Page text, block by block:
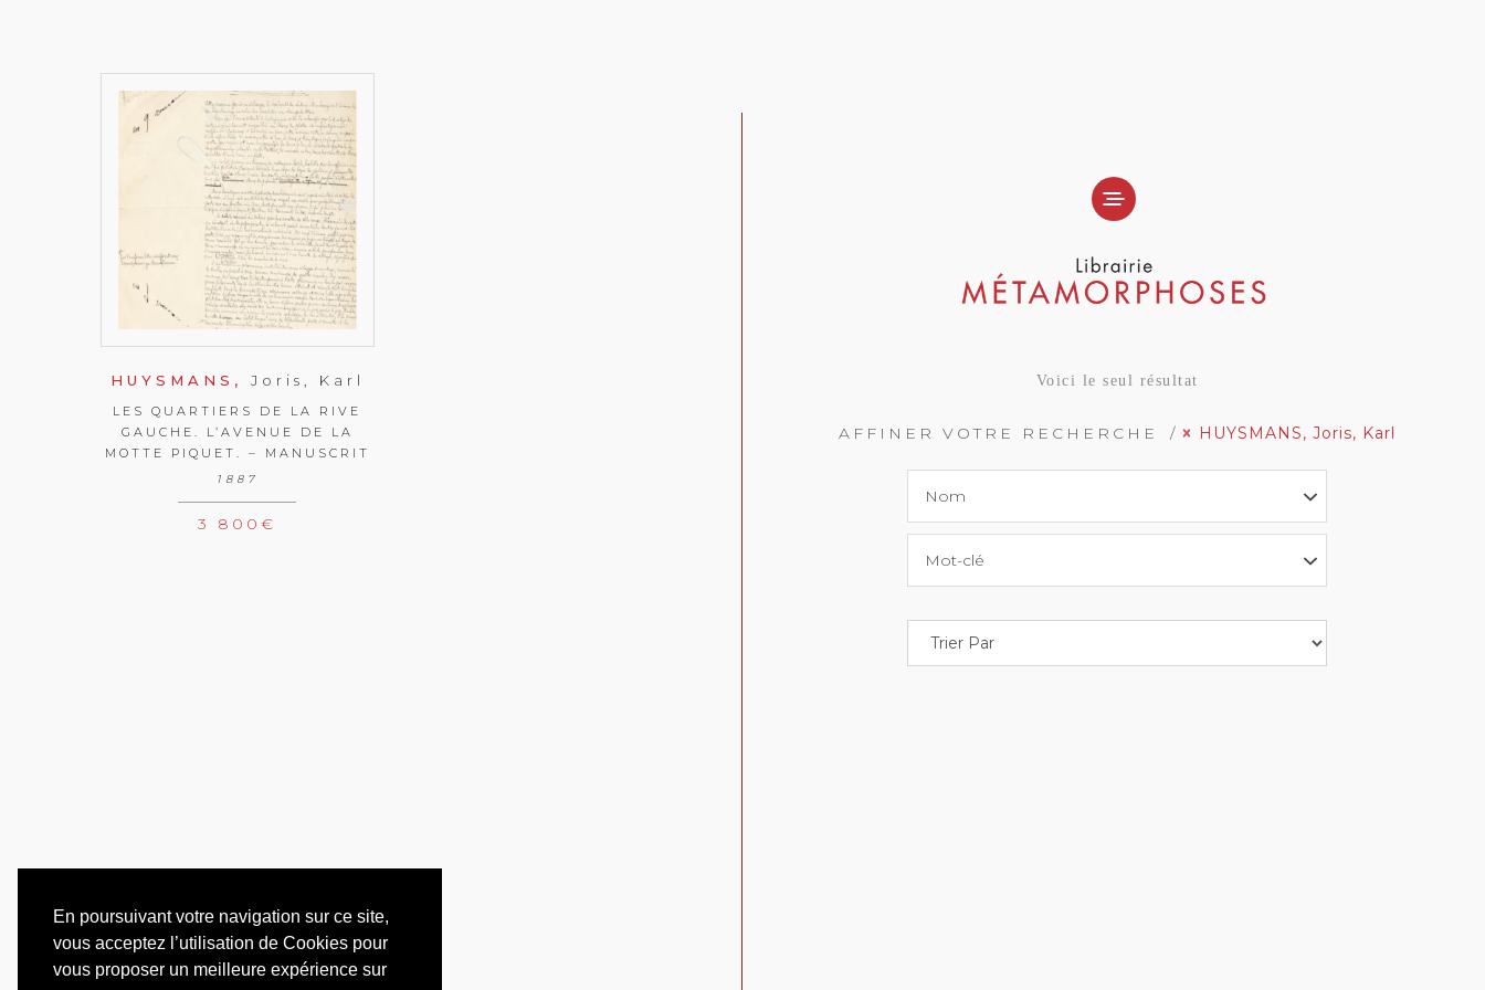
En poursuivant votre navigation sur ce site,
vous acceptez l’utilisation de Cookies pour
vous proposer un meilleure expérience sur
Voici le seul résultat
AFFINER VOTRE RECHERCHE HUYSMANS, Joris, Karl
Nom
Mot-clé
HUYSMANS, Joris, Karl
LES QUARTIERS DE LA RIVE
GAUCHE. L’AVENUE DE LA
MOTTE PIQUET. – MANUSCRIT
1887
3 800€